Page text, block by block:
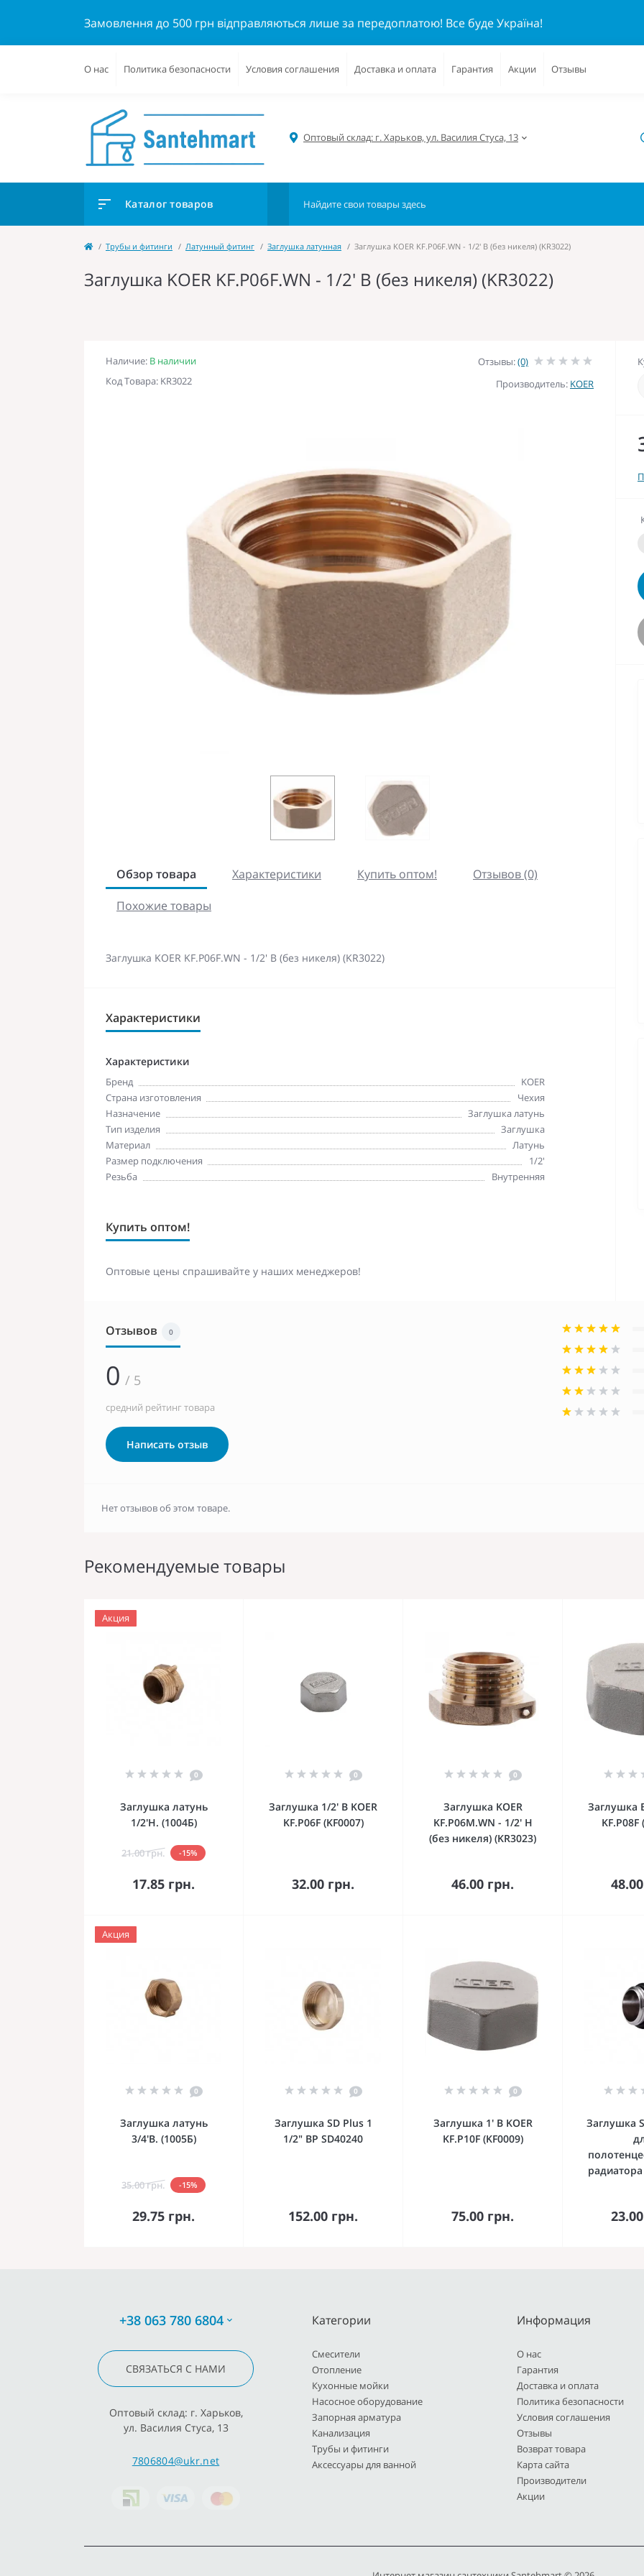
Замовлення до 500 грн відправляються лише за передоплатою! Все буде Україна!
О нас Политика безопасности Условия соглашения Доставка и оплата Гарантия Акции Отзывы
Оптовый склад: г. Харьков, ул. Василия Стуса, 13
Каталог товаров
Трубы и фитинги Латунный фитинг Заглушка латунная Заглушка KOER KF.P06F.WN - 1/2' В (без никеля) (KR3022)
Заглушка KOER KF.P06F.WN - 1/2' В (без никеля) (KR3022)
Наличие: В наличии
Код Товара: KR3022
Отзывы:(0)
Производитель: KOER
Обзор товара Характеристики Купить оптом!
Отзывов (0)
Похожие товары
Заглушка KOER KF.P06F.WN - 1/2' В (без никеля) (KR3022)
Характеристики
Характеристики
Бренд
KOER
Страна изготовления
Чехия
Назначение
Заглушка латунь
Тип изделия
Заглушка
Материал
Латунь
Размер подключения
1/2'
Резьба
Внутренняя
Купить оптом!
Оптовые цены спрашивайте у наших менеджеров!
Отзывов 0
0 / 5
средний рейтинг товара
Написать отзыв
Нет отзывов об этом товаре.
Рекомендуемые товары
Акция
0
Заглушка латунь
1/2'Н. (1004Б)
21.00 грн. -15%
17.85 грн.
В корзину
0
Заглушка 1/2' В KOER
KF.P06F (KF0007)
32.00 грн.
В корзину
0
Заглушка KOER
KF.P06M.WN - 1/2' Н
(без никеля) (KR3023)
46.00 грн.
В корзину
Заглушка
KF.P08F
В
Акция
0
Заглушка латунь
3/4'В. (1005Б)
35.00 грн. -15%
29.75 грн.
В корзину
0
Заглушка SD Plus 1
1/2" ВР SD40240
152.00 грн.
В корзину
0
Заглушка 1' В KOER
KF.P10F (KF0009)
75.00 грн.
В корзину
Заглушка
радиатора
В
+38 063 780 6804
СВЯЗАТЬСЯ С НАМИ
Оптовый склад: г. Харьков,
ул. Василия Стуса, 13
7806804@ukr.net
Категории
Cмесители
Отопление
Кухонные мойки
Насосное оборудование
Запорная арматура
Канализация
Трубы и фитинги
Аксессуары для ванной
Информация
О нас
Гарантия
Доставка и оплата
Политика безопасности
Условия соглашения
Отзывы
Возврат товара
Карта сайта
Производители
Акции